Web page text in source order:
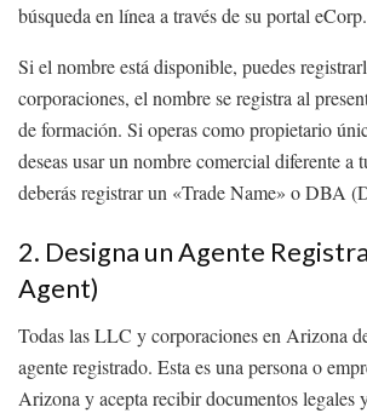
búsqueda en línea a través de su portal eCorp.
Si el nombre está disponible, puedes
corporaciones, el nombre se registra al
de formación. Si operas como propietario
deseas usar un nombre comercial diferente a
deberás registrar un «Trade Name» o DBA
2. Designa un Agente
Agent)
Todas las LLC y corporaciones en Arizona
agente registrado. Esta es una persona o
Arizona y acepta recibir documentos legales